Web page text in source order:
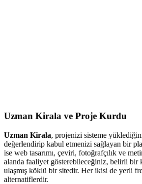
Uzman Kirala ve Proje Kurdu
Uzman Kirala, projenizi sisteme
değerlendirip kabul etmenizi sağlayan bir
ise web tasarımı, çeviri, fotoğrafçılık ve
alanda faaliyet gösterebileceğiniz, belirli bir
ulaşmış köklü bir sitedir. Her ikisi de yerli
alternatiflerdir.